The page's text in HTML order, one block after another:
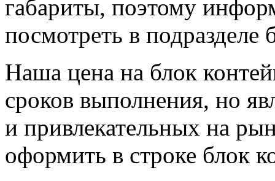
габариты, поэтому
посмотреть в подразделе
Наша цена на блок
сроков выполнения, но
и привлекательных на
оформить в строке блок